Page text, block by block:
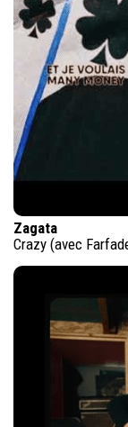
Zagata
Crazy (avec